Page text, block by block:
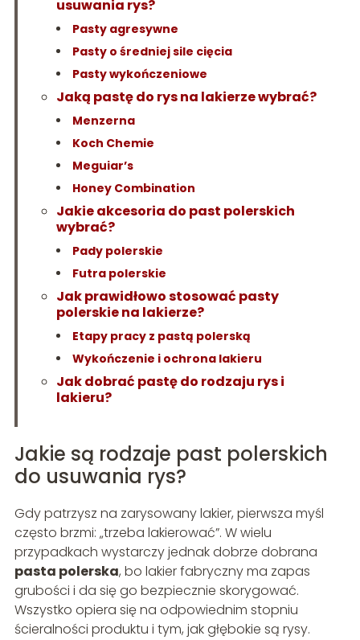
usuwania rys?
Pasty agresywne
Pasty o średniej sile cięcia
Pasty wykończeniowe
Jaką pastę do rys na lakierze wybrać?
Menzerna
Koch Chemie
Meguiar’s
Honey Combination
Jakie akcesoria do past polerskich
wybrać?
Pady polerskie
Futra polerskie
Jak prawidłowo stosować pasty
polerskie na lakierze?
Etapy pracy z pastą polerską
Wykończenie i ochrona lakieru
Jak dobrać pastę do rodzaju rys i
lakieru?
Jakie są rodzaje past polerskich
do usuwania rys?
Gdy patrzysz na zarysowany lakier, pierwsza myśl
często brzmi: „trzeba lakierować”. W wielu
przypadkach wystarczy jednak dobrze dobrana
pasta polerska, bo lakier fabryczny ma zapas
grubości i da się go bezpiecznie skorygować.
Wszystko opiera się na odpowiednim stopniu
ścieralności produktu i tym, jak głębokie są rysy.